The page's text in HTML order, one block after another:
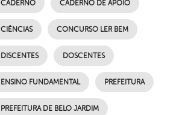
CADERNO CADERNO DE APOIO
CIÊNCIAS CONCURSO LER BEM
DISCENTES DOSCENTES
ENSINO FUNDAMENTAL PREFEITURA
PREFEITURA DE BELO JARDIM